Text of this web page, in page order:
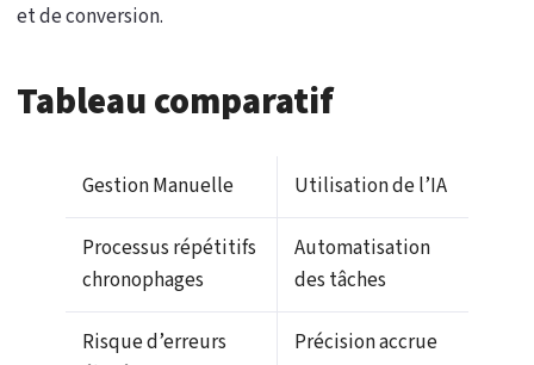
et de conversion.
Tableau comparatif
Gestion Manuelle Utilisation de l’IA
Processus répétitifs
chronophages
Automatisation
des tâches
Risque d’erreurs
Précision accrue